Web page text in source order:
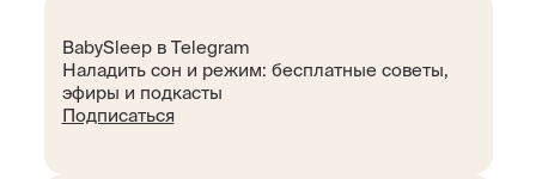
BabySleep в Telegram
Наладить сон и режим: бесплатные советы,
эфиры и подкасты
Подписаться